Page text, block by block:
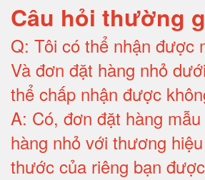
Câu hỏi thường
Q: Tôi có thể nhận được
Và đơn đặt hàng nhỏ
thể chấp nhận được
A: Có, đơn đặt hàng
hàng nhỏ với thương
thước của riêng bạn